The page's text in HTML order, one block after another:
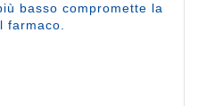
basso compromette la
farmaco.